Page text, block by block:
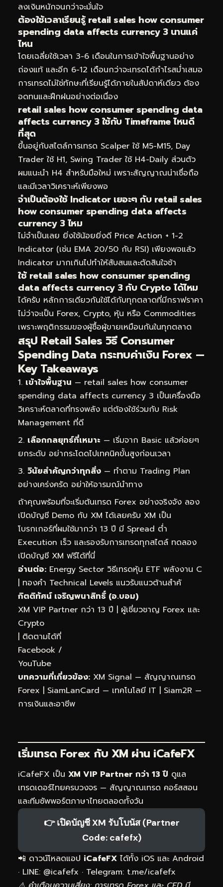
ลงเงินหนักจนกว่าจะมั่นใจ
ต้องใช้เวลาเรียนรู้ retail sales how consumer
spending data affects currency 3 นานแค่
ไหน
โดยเฉลี่ยใช้เวลา 3-6 เดือนในการเข้าใจพื้นฐานอย่าง
ถ่องแท้ และอีก 6-12 เดือนกว่าจะเทรดได้กำไรสม่ำเสมอ
การเทรดไม่ใช่ทักษะที่เรียนรู้ได้ภายในสัปดาห์เดียว ต้อง
อดทนและฝึกฝนอย่างต่อเนื่อง
retail sales how consumer spending data
affects currency 3 ใช้กับ Timeframe ไหนดี
ที่สุด
ขึ้นอยู่กับสไตล์การเทรด Scalper ใช้ M5-M15, Day
Trader ใช้ H1, Swing Trader ใช้ H4-Daily ส่วนตัว
ผมแนะนำ H4 สำหรับมือใหม่ เพราะสัญญาณน่าเชื่อถือ
และมีเวลาวิเคราะห์เพียงพอ
จำเป็นต้องใช้ Indicator เยอะๆ กับ retail sales
how consumer spending data affects
currency 3 ไหม
ไม่จำเป็นเลย ยิ่งใช้น้อยยิ่งดี Price Action + 1-2
Indicator (เช่น EMA 20/50 กับ RSI) เพียงพอแล้ว
Indicator มากเกินไปทำให้สับสนและตัดสินใจช้า
ใช้ retail sales how consumer spending
data affects currency 3 กับ Crypto ได้ไหม
ได้ครับ หลักการเดียวกันใช้ได้กับทุกตลาดที่มีกราฟราคา
ไม่ว่าจะเป็น Forex, Crypto, หุ้น หรือ Commodities
เพราะพฤติกรรมของผู้ซื้อผู้ขายเหมือนกันในทุกตลาด
สรุป Retail Sales วิธี Consumer
Spending Data กระทบค่าเงิน Forex —
Key Takeaways
เข้าใจพื้นฐาน — retail sales how consumer
spending data affects currency 3 เป็นเครื่องมือ
วิเคราะห์ตลาดที่ทรงพลัง แต่ต้องใช้ร่วมกับ Risk
Management ที่ดี
เลือกกลยุทธ์ที่เหมาะ — เริ่มจาก Basic แล้วค่อยๆ
ยกระดับ อย่ากระโดดไปเทคนิคขั้นสูงก่อนเวลา
วินัยสำคัญกว่าทุกสิ่ง — ทำตาม Trading Plan
อย่างเคร่งครัด อย่าให้อารมณ์นำทาง
ถ้าคุณพร้อมที่จะเริ่มต้นเทรด Forex อย่างจริงจัง ลอง
เปิดบัญชี Demo กับ XM ได้เลยครับ XM เป็น
โบรกเกอร์ที่ผมใช้มากว่า 13 ปี มี Spread ต่ำ
Execution เร็ว และรองรับการเทรดทุกสไตล์ ทดลอง
เปิดบัญชี XM ฟรีได้ที่นี่
อ่านต่อ: Energy Sector วิธีเทรดหุ้น ETF พลังงาน C
| ทองคำ Technical Levels แนวรับแนวต้านสำคั
กิตติทัศน์ เจริญพนาสิทธิ์ (อ.บอม)
XM VIP Partner กว่า 13 ปี | ผู้เชี่ยวชาญ Forex และ
Crypto
| ติดตามได้ที่
Facebook /
YouTube
บทความที่เกี่ยวข้อง: XM Signal — สัญญาณเทรด
Forex | SiamLanCard — เทคโนโลยี IT | Siam2R —
การเงินและอาชีพ
เริ่มเทรด Forex กับ XM ผ่าน iCafeFX
iCafeFX เป็น XM VIP Partner กว่า 13 ปี ดูแล
เทรดเดอร์ไทยครบวงจร — สัญญาณเทรด คอร์สสอน
และทีมซัพพอร์ตภาษาไทยตลอดทั้งวัน
👉 เปิดบัญชี XM รับโบนัส (Partner
Code: cafefx)
📲 ดาวน์โหลดแอป iCafeFX ได้ทั้ง iOS และ Android
· LINE: @icafefx · Telegram: t.me/icafefx